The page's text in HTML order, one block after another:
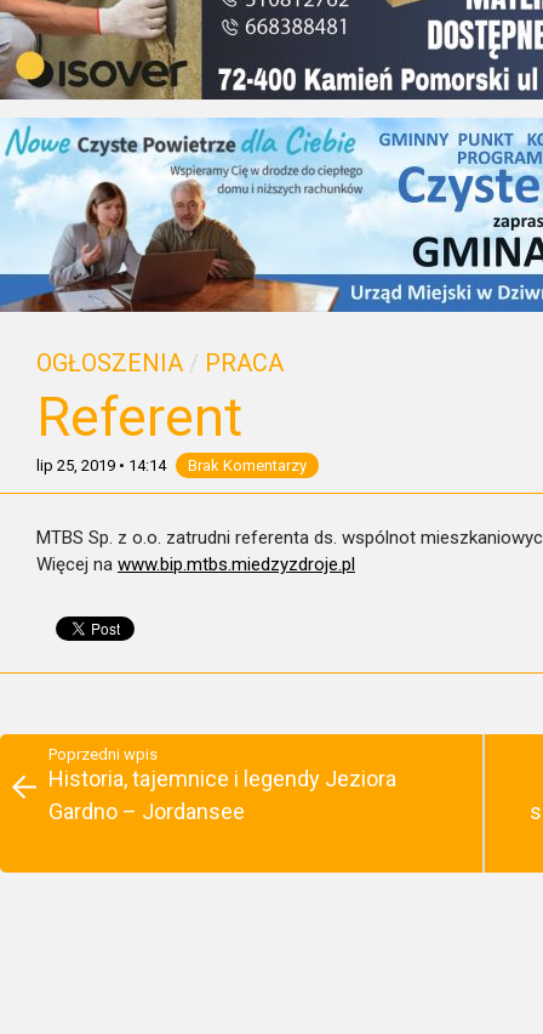
OGŁOSZENIA / PRACA
Referent
lip 25, 2019 • 14:14 Brak Komentarzy
MTBS Sp. z o.o. zatrudni referenta ds. wspólnot
Więcej na www.bip.mtbs.miedzyzdroje.pl
Poprzedni wpis
Historia, tajemnice i legendy Jeziora
Gardno – Jordansee